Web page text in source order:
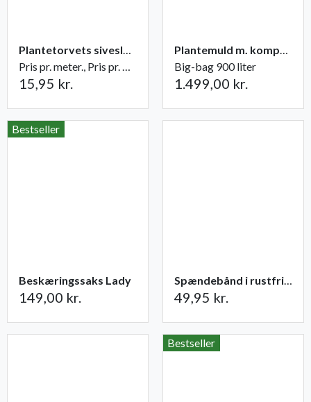
Plantetorvets siveslange Ø16 mm
Pris pr. meter., Pris pr. meter
15,95 kr.
Plantemuld m. kompost fra Champost
Big-bag 900 liter
1.499,00 kr.
Bestseller
Beskæringssaks Lady
149,00 kr.
Spændebånd i rustfrit stål 12-20 mm
49,95 kr.
Bestseller